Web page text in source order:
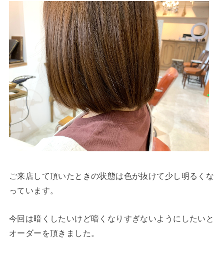
ご来店して頂いたときの状態は色が抜けて少し明るくな
っています。
今回は暗くしたいけど暗くなりすぎないようにしたいと
オーダーを頂きました。